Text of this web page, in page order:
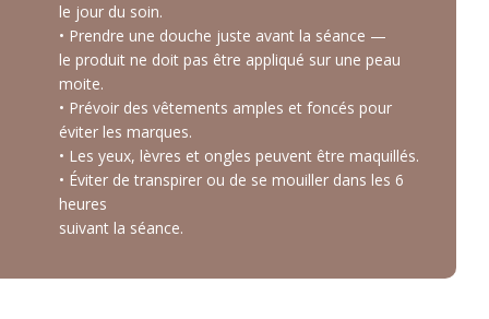
le jour du soin.
• Prendre une douche juste avant la séance —
le produit ne doit pas être appliqué sur une peau
moite.
• Prévoir des vêtements amples et foncés pour
éviter les marques.
• Les yeux, lèvres et ongles peuvent être maquillés.
• Éviter de transpirer ou de se mouiller dans les 6
heures
suivant la séance.